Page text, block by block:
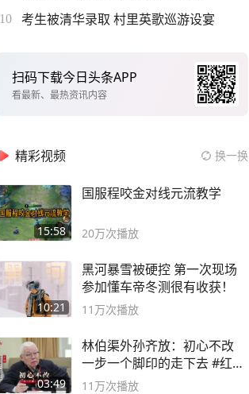
10 考生被清华录取 村里英歌巡游设宴
扫码下载今日头条APP
看最新、最热资讯内容
精彩视频 换一换
15:58
国服程咬金对线元流教学
20万次播放
10:21
黑河暴雪被硬控 第一次现场
参加懂车帝冬测很有收获！
11万次播放
03:49
林伯渠外孙齐放：初心不改
一步一个脚印的走下去 #红船
论坛
11万次播放